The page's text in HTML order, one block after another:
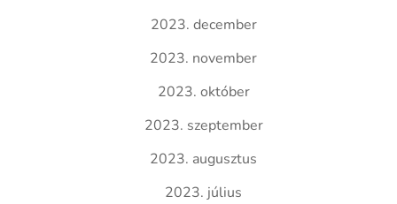
2023. december
2023. november
2023. október
2023. szeptember
2023. augusztus
2023. július